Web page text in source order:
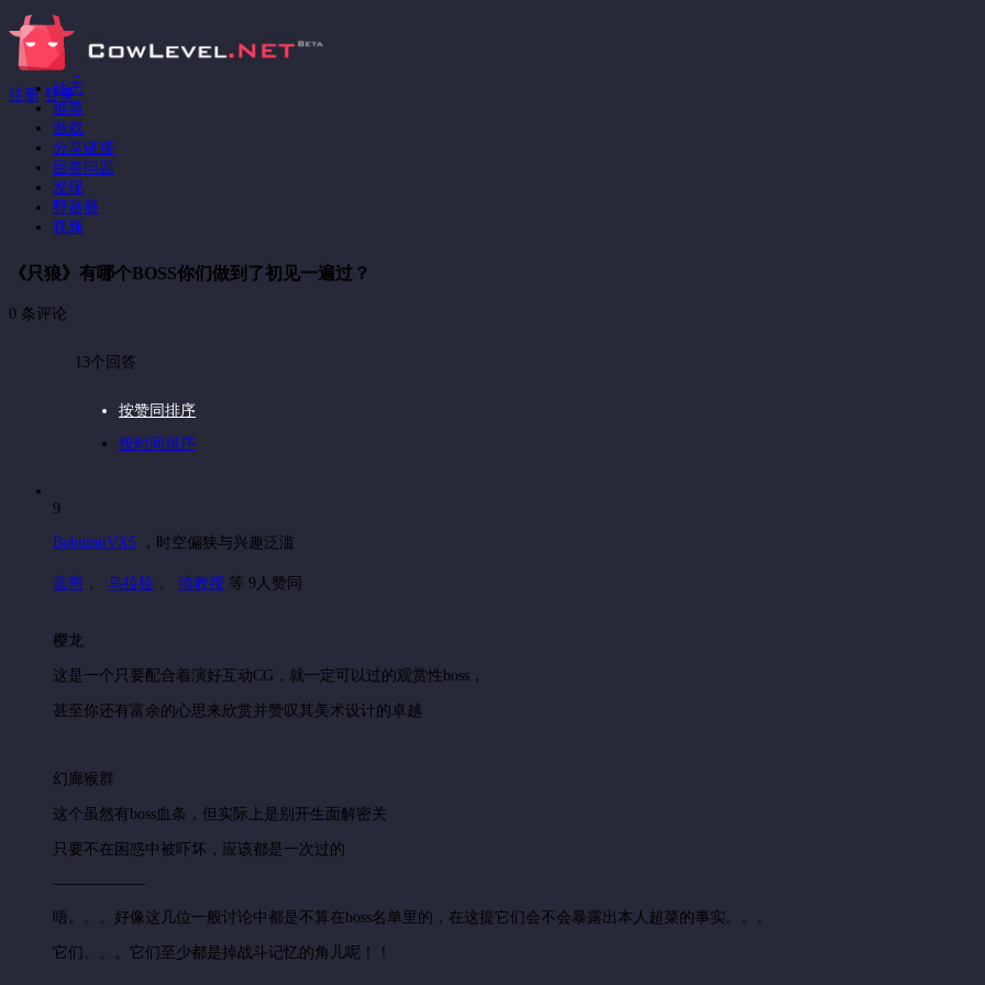
注册 登录
动态
推荐
游戏
分享链接
回答问题
发现
野蔷薇
视频
《只狼》有哪个BOSS你们做到了初见一遍过？
0 条评论
13个回答
按赞同排序
按时间排序
9
BobnimiVX5 ， 时空偏狭与兴趣泛滥
蓝熊 乌拉拉 渣教授 等 9人赞同
樱龙
这是一个只要配合着演好互动CG，就一定可以过的观赏性boss，
甚至你还有富余的心思来欣赏并赞叹其美术设计的卓越
幻廊猴群
这个虽然有boss血条，但实际上是别开生面解密关
只要不在困惑中被吓坏，应该都是一次过的
——————
唔。。。好像这几位一般讨论中都是不算在boss名单里的，在这提它们会不会暴露出本人超菜的事实。。。
它们。。。它们至少都是掉战斗记忆的角儿呢！！